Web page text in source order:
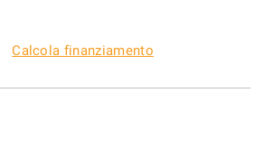
Calcola finanziamento